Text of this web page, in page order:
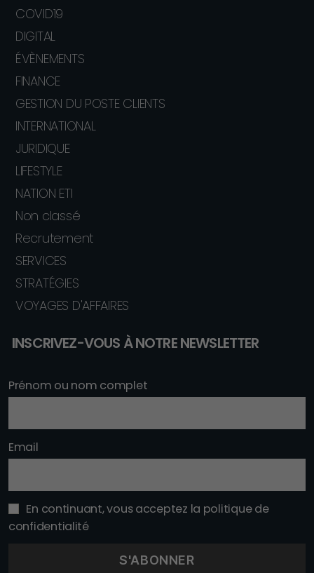
COVID19
DIGITAL
ÉVÈNEMENTS
FINANCE
GESTION DU POSTE CLIENTS
INTERNATIONAL
JURIDIQUE
LIFESTYLE
NATION ETI
Non classé
Recrutement
SERVICES
STRATÉGIES
VOYAGES D'AFFAIRES
INSCRIVEZ-VOUS À NOTRE NEWSLETTER
Prénom ou nom complet
Email
En continuant, vous acceptez la politique de
confidentialité